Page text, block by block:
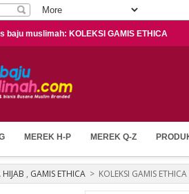
baju muslimah: KOLEKSI GAMIS ETHICA
MEREK H-P MEREK Q-Z
HIJAB , GAMIS ETHICA > KOLEKSI GAMIS